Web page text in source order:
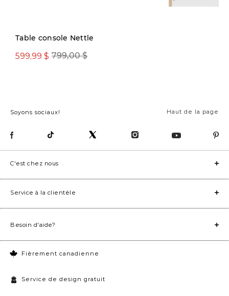
Table console Nettle
799,00 $
599,99 $
Haut de la page
Soyons sociaux!
Fièrement canadienne
Service de design gratuit
C'est chez nous
Service à la clientèle
Besoin d'aide?